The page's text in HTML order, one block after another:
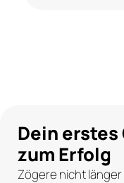
Dein erstes
zum Erfolg
Zögere nicht